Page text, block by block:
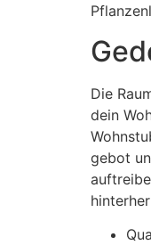
Die
dein
gebot